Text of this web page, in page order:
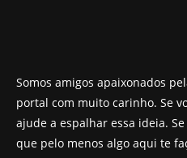
Somos amigos apaixonados
portal com muito carinho. Se
ajude a espalhar essa ideia.
que pelo menos algo aqui te